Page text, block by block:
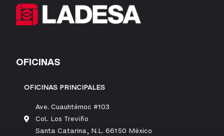
OFICINAS
OFICINAS PRINCIPALES
Ave. Cuauhtémoc #103
Col. Los Treviño
Santa Catarina, N.L. 66150 México